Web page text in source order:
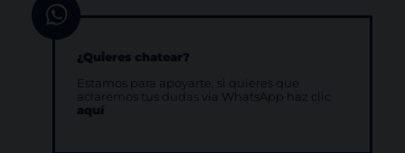
¿Quieres chatear?
Estamos para apoyarte, si quieres que
aclaremos tus dudas via WhatsApp haz clic
aquí